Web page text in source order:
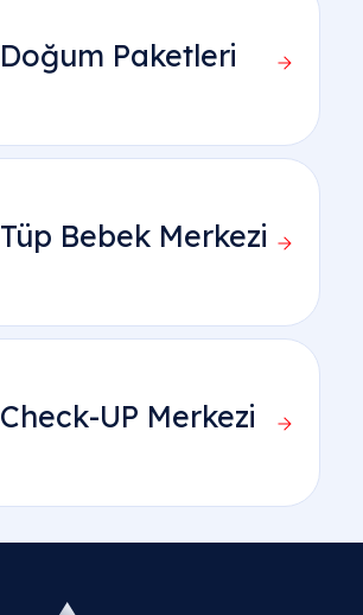
Doğum Paketleri
Tüp Bebek Merkezi
Check-UP Merkezi